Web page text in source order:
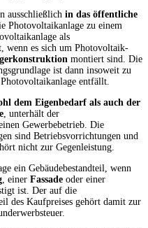
ausschließlich in das öffentliche
Photovoltaikanlage zu einem
als
wenn es sich um Photovoltaik-
montiert sind. Die
ist dann insoweit zu
entfällt.
dem Eigenbedarf als auch der
, unterhält der
Gewerbebetrieb. Die
sind Betriebsvorrichtungen und
nicht zur Gegenleistung.
ein Gebäudebestandteil, wenn
, einer Fassade oder einer
ist. Der auf die
des Kaufpreises gehört damit zur